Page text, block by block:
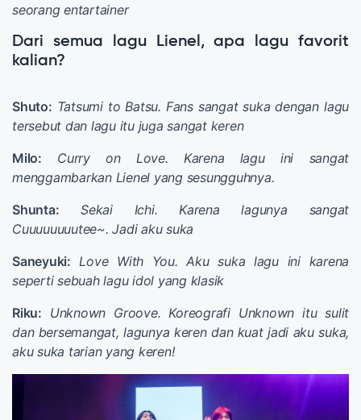
seorang entartainer
Dari semua lagu Lienel, apa lagu favorit
kalian?
Shuto: Tatsumi to Batsu. Fans sangat suka dengan lagu
tersebut dan lagu itu juga sangat keren
Milo:
Curry on Love. Karena lagu ini sangat
menggambarkan Lienel yang sesungguhnya.
Shunta:
Sekai Ichi. Karena lagunya sangat
Cuuuuuuuutee~. Jadi aku suka
Saneyuki: Love With You. Aku suka lagu ini karena
seperti sebuah lagu idol yang klasik
Riku: Unknown Groove. Koreografi Unknown itu sulit
dan bersemangat, lagunya keren dan kuat jadi aku suka,
aku suka tarian yang keren!